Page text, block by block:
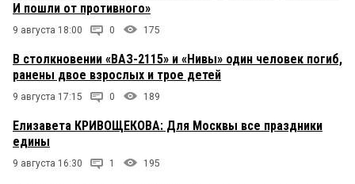
И пошли от противного»
9 августа 18:00 0 175
В столкновении «ВАЗ-2115» и «Нивы» один человек погиб,
ранены двое взрослых и трое детей
9 августа 17:15 0 189
Елизавета КРИВОЩЕКОВА: Для Москвы все праздники
едины
9 августа 16:30 1 195